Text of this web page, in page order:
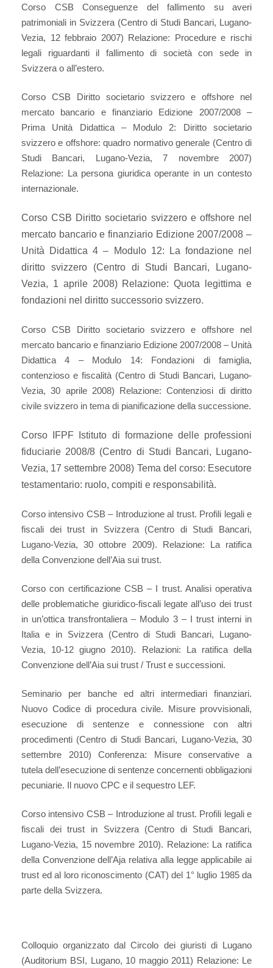
Corso CSB Conseguenze del fallimento su averi
patrimoniali in Svizzera (Centro di Studi Bancari, Lugano-
Vezia, 12 febbraio 2007) Relazione: Procedure e rischi
legali riguardanti il fallimento di società con sede in
Svizzera o all’estero.
Corso CSB Diritto societario svizzero e offshore nel
mercato bancario e finanziario Edizione 2007/2008 –
Prima Unità Didattica – Modulo 2: Diritto societario
svizzero e offshore: quadro normativo generale (Centro di
Studi Bancari, Lugano-Vezia, 7 novembre 2007)
Relazione: La persona giuridica operante in un contesto
internazionale.
Corso CSB Diritto societario svizzero e offshore nel
mercato bancario e finanziario Edizione 2007/2008 –
Unità Didattica 4 – Modulo 12: La fondazione nel
diritto svizzero (Centro di Studi Bancari, Lugano-
Vezia, 1 aprile 2008) Relazione: Quota legittima e
fondazioni nel diritto successorio svizzero.
Corso CSB Diritto societario svizzero e offshore nel
mercato bancario e finanziario Edizione 2007/2008 – Unità
Didattica 4 – Modulo 14: Fondazioni di famiglia,
contenzioso e fiscalità (Centro di Studi Bancari, Lugano-
Vezia, 30 aprile 2008) Relazione: Contenziosi di diritto
civile svizzero in tema di pianificazione della successione.
Corso IFPF Istituto di formazione delle professioni
fiduciarie 2008/8 (Centro di Studi Bancari, Lugano-
Vezia, 17 settembre 2008) Tema del corso: Esecutore
testamentario: ruolo, compiti e responsabilità.
Corso intensivo CSB – Introduzione al trust. Profili legali e
fiscali dei trust in Svizzera (Centro di Studi Bancari,
Lugano-Vezia, 30 ottobre 2009). Relazione: La ratifica
della Convenzione dell’Aia sui trust.
Corso con certificazione CSB – I trust. Analisi operativa
delle problematiche giuridico-fiscali legate all’uso dei trust
in un’ottica transfrontaliera – Modulo 3 – I trust interni in
Italia e in Svizzera (Centro di Studi Bancari, Lugano-
Vezia, 10-12 giugno 2010). Relazioni: La ratifica della
Convenzione dell’Aia sui trust / Trust e successioni.
Seminario per banche ed altri intermediari finanziari.
Nuovo Codice di procedura civile. Misure provvisionali,
esecuzione di sentenze e connessione con altri
procedimenti (Centro di Studi Bancari, Lugano-Vezia, 30
settembre 2010) Conferenza: Misure conservative a
tutela dell’esecuzione di sentenze concernenti obbligazioni
pecuniarie. Il nuovo CPC e il sequestro LEF.
Corso intensivo CSB – Introduzione al trust. Profili legali e
fiscali dei trust in Svizzera (Centro di Studi Bancari,
Lugano-Vezia, 15 novembre 2010). Relazione: La ratifica
della Convenzione dell’Aja relativa alla legge applicabile ai
trust ed al loro riconoscimento (CAT) del 1° luglio 1985 da
parte della Svizzera.
Colloquio organizzato dal Circolo dei giuristi di Lugano
(Auditorium BSI, Lugano, 10 maggio 2011) Relazione: Le